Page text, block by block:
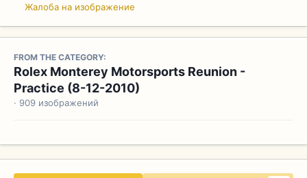
Жалоба на изображение
FROM THE CATEGORY:
Rolex Monterey Motorsports Reunion -
Practice (8-12-2010)
· 909 изображений